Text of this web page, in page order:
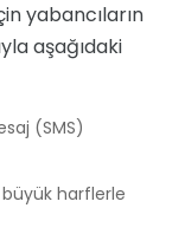
yabancıların
aşağıdaki
(SMS)
harflerle